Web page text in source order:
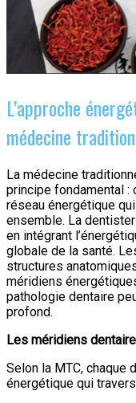
L’approche
médecine
La médecine
principe fondamental :
réseau énergétique
ensemble. La
en intégrant
globale de la santé.
structures
méridiens
pathologie dentaire
profond.
Les méridiens
Selon la MTC, chaque
énergétique qui